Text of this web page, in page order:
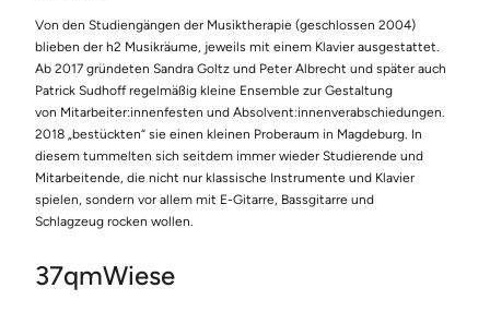
Von den Studiengängen der Musiktherapie (geschlossen 2004)
blieben der h2 Musikräume, jeweils mit einem Klavier ausgestattet.
Ab 2017 gründeten Sandra Goltz und Peter Albrecht und später auch
Patrick Sudhoff regelmäßig kleine Ensemble zur Gestaltung
von Mitarbeiter:innenfesten und Absolvent:innenverabschiedungen.
2018 „bestückten“ sie einen kleinen Proberaum in Magdeburg. In
diesem tummelten sich seitdem immer wieder Studierende und
Mitarbeitende, die nicht nur klassische Instrumente und Klavier
spielen, sondern vor allem mit E-Gitarre, Bassgitarre und
Schlagzeug rocken wollen.
37qmWiese